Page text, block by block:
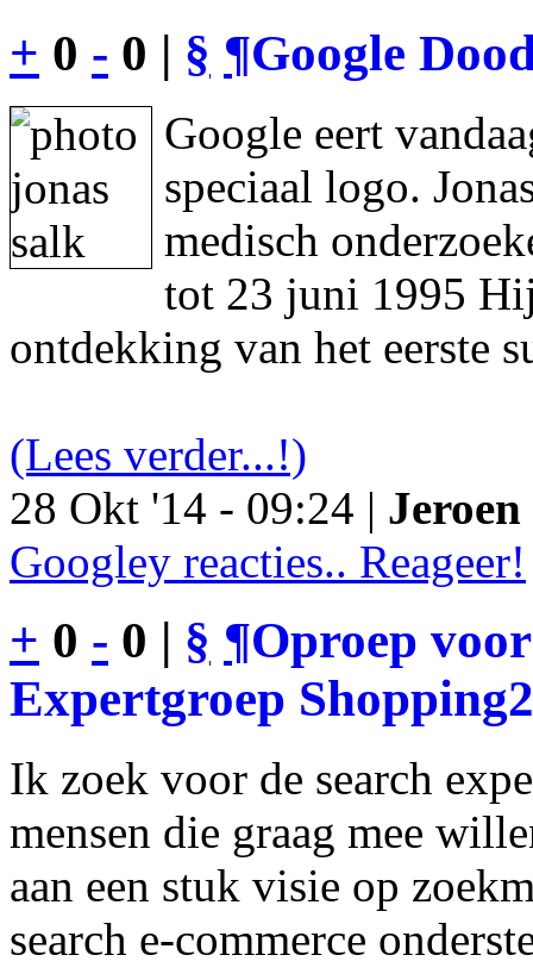
+ 0 - 0 | § ¶Google
Google eert
speciaal logo.
medisch
tot 23 juni 1995
ontdekking van het eerste
(Lees verder...!)
28 Okt '14 - 09:24 |
Googley reacties.. Reageer!
+ 0 - 0 | § ¶Oproep
Expertgroep
Ik zoek voor de search
mensen die graag mee
aan een stuk visie op
search e-commerce